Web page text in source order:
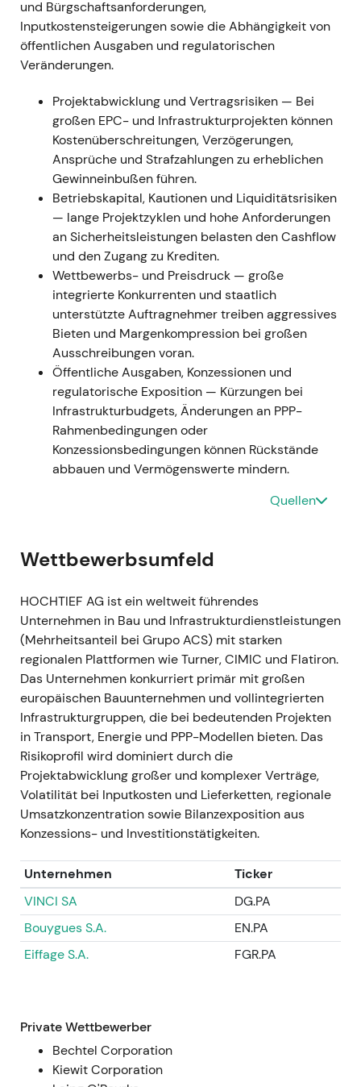
Feb–Jun 2022 — CIMIC-Übernahme
(Australien)
23. Feb.–10. Jun. 2022 — HOCHTIEF initiierte
und vollendete ein außerbörsliches
Übernahmeangebot für den verbleibenden
CIMIC-Streubesitz zu AUD 22 je Aktie
(Gesamtvolumen ca. €940 Mio.); zur
Finanzierung wurde eine Kapitalerhöhung um
10 % (~€406 Mio.) durchgeführt [31], [32] [25]
Anfängliche Bedenken der Investoren
hinsichtlich Verwässerung und Finanzierung
wichen einer strategischen Einschätzung: Die
vollständige Übernahme vereinfacht die
Konzernstruktur und verbessert die
konsolidierten Margen — der Fokus verschob
sich von Ausführungsrisiken hin zu
Integrationspotenzialen.
Kursentwicklung: Kursrückgang während der
Übernahme- und Verwässerungsphase;
anschließende Erholung nach Abschluss, als
die erwarteten Synergien eingepreist wurden.
15. Sep. 2022 — Atlantia-Anteilsverkauf
an ACS
15. Sep. 2022 — Atlantia veräußerte ihren
auf rund ~68 % (ohne eigene Aktien)
Der Markt bewertete die Aktie neu unter dem
Gesichtspunkt einer stärkeren ACS-Kontrolle
— weniger Streubesitz und Liquidität, dafür
klarere strategische Ausrichtung; die
Möglichkeit eines Squeeze-outs hielt Einzug in
die Investitionsthese.
Kursentwicklung: Positiver Kurssprung auf die
Nachricht, anschließend Konsolidierung in
einer Seitwärtsrange als Reaktion auf den
reduzierten Streubesitz.
GJ 2022
GJ 2022 — Operativer Nettogewinn rund
€522 Mio. (Verbesserung ggü. Vorjahr);
nominaler Nettogewinn ca. €482 Mio.; Free
Cashflow deutlich erholt; Dividende auf ca.
€4,00 je Aktie angehoben, während die
Integration voranschritt[8],[47].
Die Ergebnisse bestätigten die
Wertschöpfung.
Kursentwicklung: Fortsetzung des
Aufwärtstrends, da Unsicherheiten aus
und Bürgschaftsanforderungen,
Inputkostensteigerungen sowie die Abhängigkeit von
öffentlichen Ausgaben und regulatorischen
Veränderungen.
Projektabwicklung und Vertragsrisiken — Bei
großen EPC- und Infrastrukturprojekten können
Kostenüberschreitungen, Verzögerungen,
Ansprüche und Strafzahlungen zu erheblichen
Gewinneinbußen führen.
Betriebskapital, Kautionen und Liquiditätsrisiken
— lange Projektzyklen und hohe Anforderungen
an Sicherheitsleistungen belasten den Cashflow
und den Zugang zu Krediten.
Wettbewerbs- und Preisdruck — große
integrierte Konkurrenten und staatlich
unterstützte Auftragnehmer treiben aggressives
Bieten und Margenkompression bei großen
Ausschreibungen voran.
Öffentliche Ausgaben, Konzessionen und
regulatorische Exposition — Kürzungen bei
Infrastrukturbudgets, Änderungen an PPP-
Rahmenbedingungen oder
Konzessionsbedingungen können Rückstände
abbauen und Vermögenswerte mindern.
Quellen
Wettbewerbsumfeld
HOCHTIEF AG ist ein weltweit führendes
Unternehmen in Bau und Infrastrukturdienstleistungen
(Mehrheitsanteil bei Grupo ACS) mit starken
regionalen Plattformen wie Turner, CIMIC und Flatiron.
Das Unternehmen konkurriert primär mit großen
europäischen Bauunternehmen und vollintegrierten
Infrastrukturgruppen, die bei bedeutenden Projekten
in Transport, Energie und PPP-Modellen bieten. Das
Risikoprofil wird dominiert durch die
Projektabwicklung großer und komplexer Verträge,
Volatilität bei Inputkosten und Lieferketten, regionale
Umsatzkonzentration sowie Bilanzexposition aus
Konzessions- und Investitionstätigkeiten.
Unternehmen
Ticker
VINCI SA
DG.PA
Bouygues S.A.
EN.PA
Eiffage S.A.
FGR.PA
Private Wettbewerber
Bechtel Corporation
Kiewit Corporation